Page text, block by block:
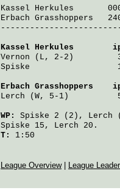
Kassel Herkules
Erbach Grasshoppers
Kassel Herkules
Vernon (L, 2-2)
Spiske
Erbach Grasshoppers
Lerch (W, 5-1)
WP: Spiske 2 (2), Lerch
Spiske 15, Lerch 20.
T:
1:50
League Overview| League